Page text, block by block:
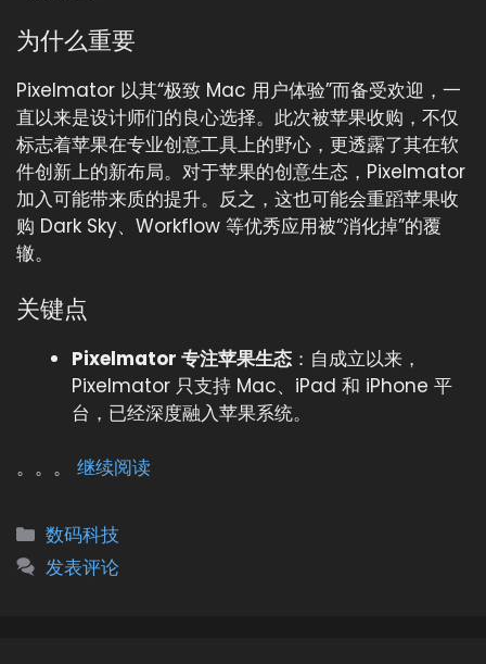
为什么重要
Pixelmator 以其“极致 Mac 用户体验”而备受欢迎，一
直以来是设计师们的良心选择。此次被苹果收购，不仅
标志着苹果在专业创意工具上的野心，更透露了其在软
件创新上的新布局。对于苹果的创意生态，Pixelmator
加入可能带来质的提升。反之，这也可能会重蹈苹果收
购 Dark Sky、Workflow 等优秀应用被“消化掉”的覆
辙。
关键点
Pixelmator 专注苹果生态 ：自成立以来，
Pixelmator 只支持 Mac、iPad 和 iPhone 平
台，已经深度融入苹果系统。
。。。 继续阅读
分
类
数码科技
发表评论